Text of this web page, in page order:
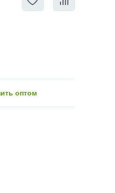
оптом